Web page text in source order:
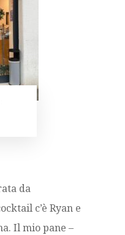
da
c’è Ryan e
Il mio pane –